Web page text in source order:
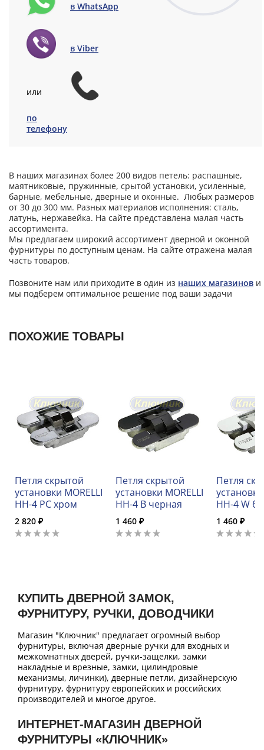
в WhatsApp
в Viber
или
по
телефону
В наших магазинах более 200 видов петель: распашные,
маятниковые, пружинные, срытой установки, усиленные,
барные, мебельные, дверные и оконные. Любых размеров
от 30 до 300 мм. Разных материалов исполнения: сталь,
латунь, нержавейка. На сайте представлена малая часть
ассортимента.
Мы предлагаем широкий ассортимент дверной и оконной
фурнитуры по доступным ценам. На сайте отражена малая
часть товаров.
Позвоните нам или приходите в один из наших магазинов и
мы подберем оптимальное решение под ваши задачи
ПОХОЖИЕ ТОВАРЫ
Петля скрытой
установки MORELLI
HH-4 PC хром
2 820 ₽
Петля скрытой
установки MORELLI
HH-4 B черная
1 460 ₽
Петля
HH-4 W
1 460 ₽
КУПИТЬ ДВЕРНОЙ ЗАМОК,
ФУРНИТУРУ, РУЧКИ, ДОВОДЧИКИ
Магазин "Ключник" предлагает огромный выбор
фурнитуры, включая дверные ручки для входных и
межкомнатных дверей, ручки-защелки, замки
накладные и врезные, замки, цилиндровые
механизмы, личинки), дверные петли, дизайнерскую
фурнитуру, фурнитуру европейских и российских
производителей и многое другое.
ИНТЕРНЕТ-МАГАЗИН ДВЕРНОЙ
ФУРНИТУРЫ «КЛЮЧНИК»